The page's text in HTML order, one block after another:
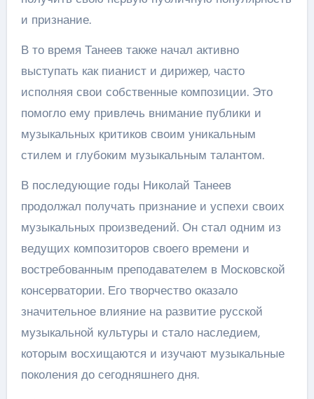
и признание.
В то время Танеев также начал активно
выступать как пианист и дирижер, часто
исполняя свои собственные композиции. Это
помогло ему привлечь внимание публики и
музыкальных критиков своим уникальным
стилем и глубоким музыкальным талантом.
В последующие годы Николай Танеев
продолжал получать признание и успехи своих
музыкальных произведений. Он стал одним из
ведущих композиторов своего времени и
востребованным преподавателем в Московской
консерватории. Его творчество оказало
значительное влияние на развитие русской
музыкальной культуры и стало наследием,
которым восхищаются и изучают музыкальные
поколения до сегодняшнего дня.